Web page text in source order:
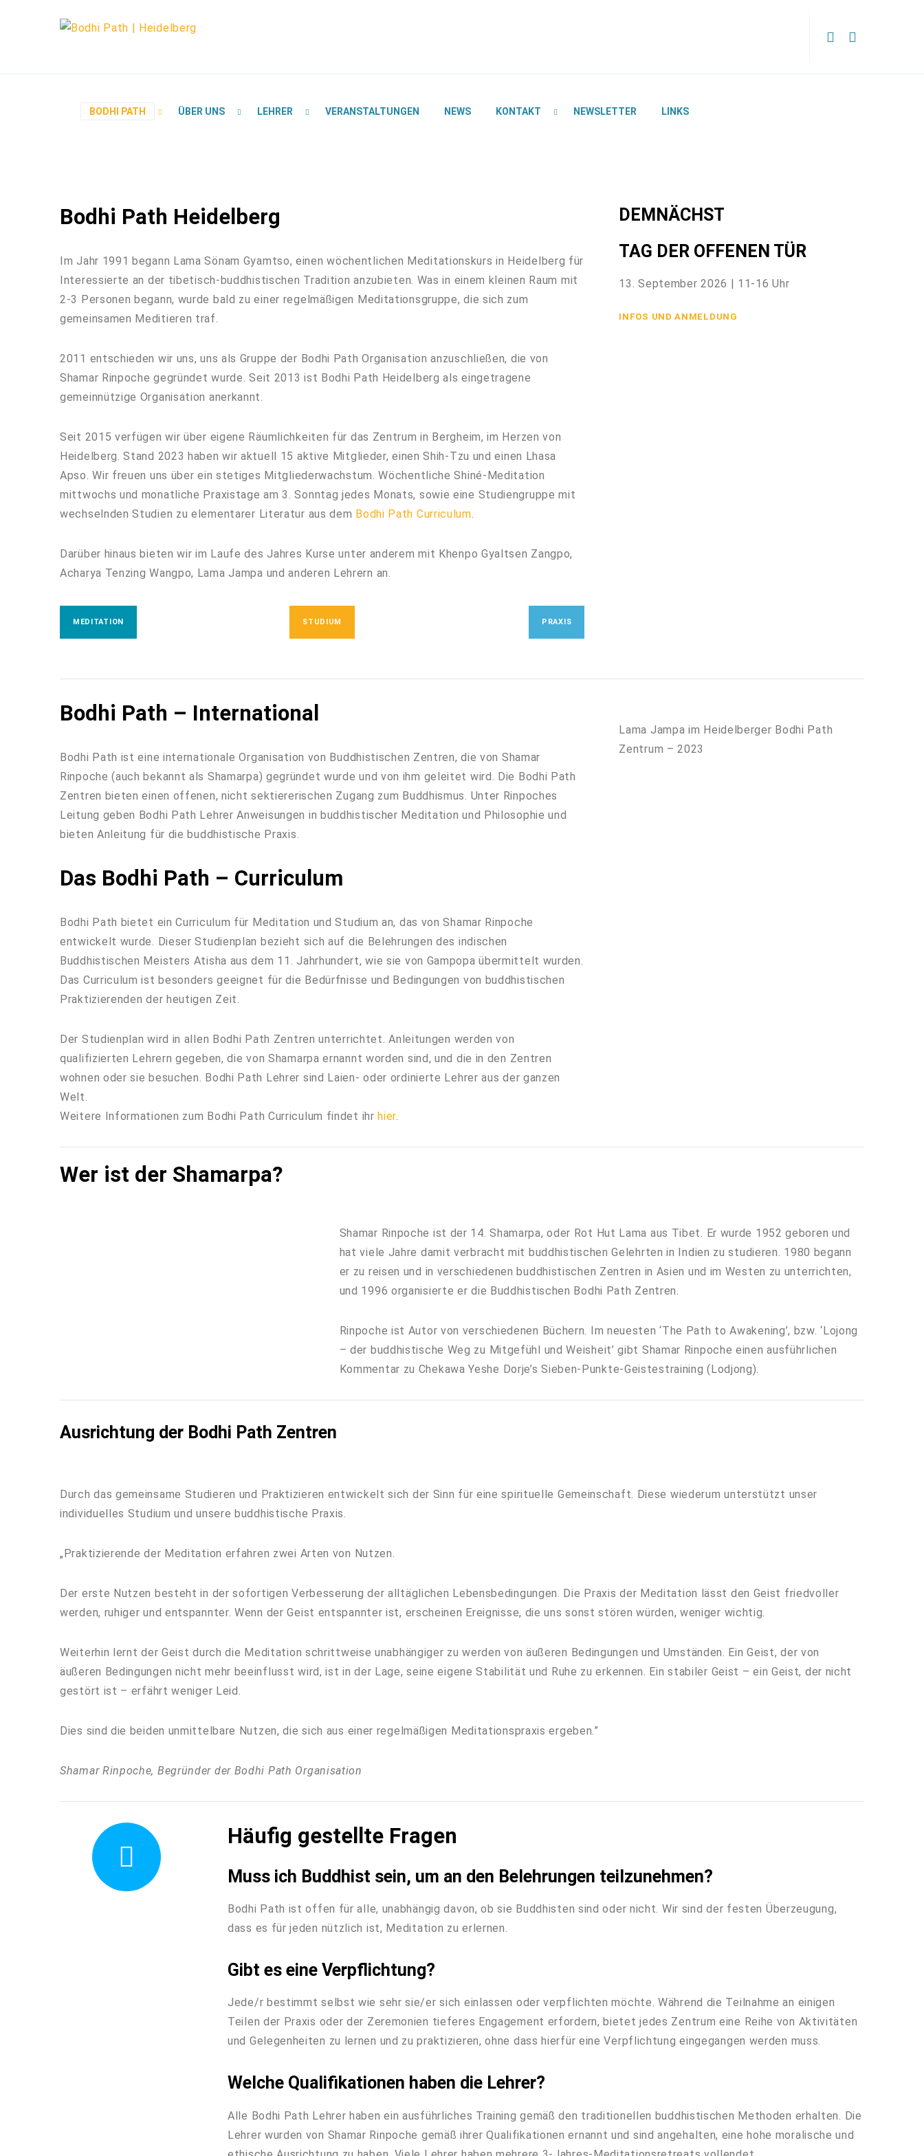
BODHI PATH ÜBER UNS LEHRER VERANSTALTUNGEN NEWS KONTAKT NEWSLETTER LINKS
Bodhi Path Heidelberg
Im Jahr 1991 begann Lama Sönam Gyamtso, einen wöchentlichen Meditationskurs in Heidelberg für
Interessierte an der tibetisch-buddhistischen Tradition anzubieten. Was in einem kleinen Raum mit
2-3 Personen begann, wurde bald zu einer regelmäßigen Meditationsgruppe, die sich zum
gemeinsamen Meditieren traf.
2011 entschieden wir uns, uns als Gruppe der Bodhi Path Organisation anzuschließen, die von
Shamar Rinpoche gegründet wurde. Seit 2013 ist Bodhi Path Heidelberg als eingetragene
gemeinnützige Organisation anerkannt.
Seit 2015 verfügen wir über eigene Räumlichkeiten für das Zentrum in Bergheim, im Herzen von
Heidelberg. Stand 2023 haben wir aktuell 15 aktive Mitglieder, einen Shih-Tzu und einen Lhasa
Apso. Wir freuen uns über ein stetiges Mitgliederwachstum. Wöchentliche Shiné-Meditation
mittwochs und monatliche Praxistage am 3. Sonntag jedes Monats, sowie eine Studiengruppe mit
wechselnden Studien zu elementarer Literatur aus dem Bodhi Path Curriculum.
Darüber hinaus bieten wir im Laufe des Jahres Kurse unter anderem mit Khenpo Gyaltsen Zangpo,
Acharya Tenzing Wangpo, Lama Jampa und anderen Lehrern an.
MEDITATION STUDIUM PRAXIS
DEMNÄCHST
TAG DER OFFENEN TÜR
13. September 2026 | 11-16 Uhr
INFOS UND ANMELDUNG
Bodhi Path – International
Bodhi Path ist eine internationale Organisation von Buddhistischen Zentren, die von Shamar
Rinpoche (auch bekannt als Shamarpa) gegründet wurde und von ihm geleitet wird. Die Bodhi Path
Zentren bieten einen offenen, nicht sektiererischen Zugang zum Buddhismus. Unter Rinpoches
Leitung geben Bodhi Path Lehrer Anweisungen in buddhistischer Meditation und Philosophie und
bieten Anleitung für die buddhistische Praxis.
Das Bodhi Path – Curriculum
Bodhi Path bietet ein Curriculum für Meditation und Studium an, das von Shamar Rinpoche
entwickelt wurde. Dieser Studienplan bezieht sich auf die Belehrungen des indischen
Buddhistischen Meisters Atisha aus dem 11. Jahrhundert, wie sie von Gampopa übermittelt wurden.
Das Curriculum ist besonders geeignet für die Bedürfnisse und Bedingungen von buddhistischen
Praktizierenden der heutigen Zeit.
Der Studienplan wird in allen Bodhi Path Zentren unterrichtet. Anleitungen werden von
qualifizierten Lehrern gegeben, die von Shamarpa ernannt worden sind, und die in den Zentren
wohnen oder sie besuchen. Bodhi Path Lehrer sind Laien- oder ordinierte Lehrer aus der ganzen
Welt.
Weitere Informationen zum Bodhi Path Curriculum findet ihrhier.
Lama Jampa im Heidelberger Bodhi Path
Zentrum – 2023
Wer ist der Shamarpa?
Shamar Rinpoche ist der 14. Shamarpa, oder Rot Hut Lama aus Tibet. Er wurde 1952 geboren und
hat viele Jahre damit verbracht mit buddhistischen Gelehrten in Indien zu studieren. 1980 begann
er zu reisen und in verschiedenen buddhistischen Zentren in Asien und im Westen zu unterrichten,
und 1996 organisierte er die Buddhistischen Bodhi Path Zentren.
Rinpoche ist Autor von verschiedenen Büchern. Im neuesten ‘The Path to Awakening’, bzw. ‘Lojong
– der buddhistische Weg zu Mitgefühl und Weisheit’ gibt Shamar Rinpoche einen ausführlichen
Kommentar zu Chekawa Yeshe Dorje’s Sieben-Punkte-Geistestraining (Lodjong).
Ausrichtung der Bodhi Path Zentren
Durch das gemeinsame Studieren und Praktizieren entwickelt sich der Sinn für eine spirituelle Gemeinschaft. Diese wiederum unterstützt unser
individuelles Studium und unsere buddhistische Praxis.
„Praktizierende der Meditation erfahren zwei Arten von Nutzen.
Der erste Nutzen besteht in der sofortigen Verbesserung der alltäglichen Lebensbedingungen. Die Praxis der Meditation lässt den Geist friedvoller
werden, ruhiger und entspannter. Wenn der Geist entspannter ist, erscheinen Ereignisse, die uns sonst stören würden, weniger wichtig.
Weiterhin lernt der Geist durch die Meditation schrittweise unabhängiger zu werden von äußeren Bedingungen und Umständen. Ein Geist, der von
äußeren Bedingungen nicht mehr beeinflusst wird, ist in der Lage, seine eigene Stabilität und Ruhe zu erkennen. Ein stabiler Geist – ein Geist, der nicht
gestört ist – erfährt weniger Leid.
Dies sind die beiden unmittelbare Nutzen, die sich aus einer regelmäßigen Meditationspraxis ergeben.”
Shamar Rinpoche, Begründer der Bodhi Path Organisation
Häufig gestellte Fragen
Muss ich Buddhist sein, um an den Belehrungen teilzunehmen?
Bodhi Path ist offen für alle, unabhängig davon, ob sie Buddhisten sind oder nicht. Wir sind der festen Überzeugung,
dass es für jeden nützlich ist, Meditation zu erlernen.
Gibt es eine Verpflichtung?
Jede/r bestimmt selbst wie sehr sie/er sich einlassen oder verpflichten möchte. Während die Teilnahme an einigen
Teilen der Praxis oder der Zeremonien tieferes Engagement erfordern, bietet jedes Zentrum eine Reihe von Aktivitäten
und Gelegenheiten zu lernen und zu praktizieren, ohne dass hierfür eine Verpflichtung eingegangen werden muss.
Welche Qualifikationen haben die Lehrer?
Alle Bodhi Path Lehrer haben ein ausführliches Training gemäß den traditionellen buddhistischen Methoden erhalten. Die
Lehrer wurden von Shamar Rinpoche gemäß ihrer Qualifikationen ernannt und sind angehalten, eine hohe moralische und